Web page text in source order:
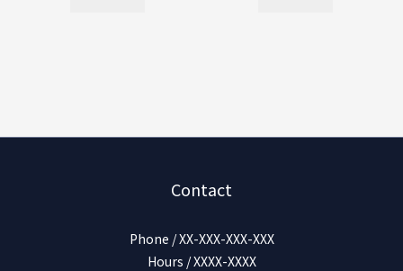
Contact
Phone / XX-XXX-XXX-XXX
Hours / XXXX-XXXX